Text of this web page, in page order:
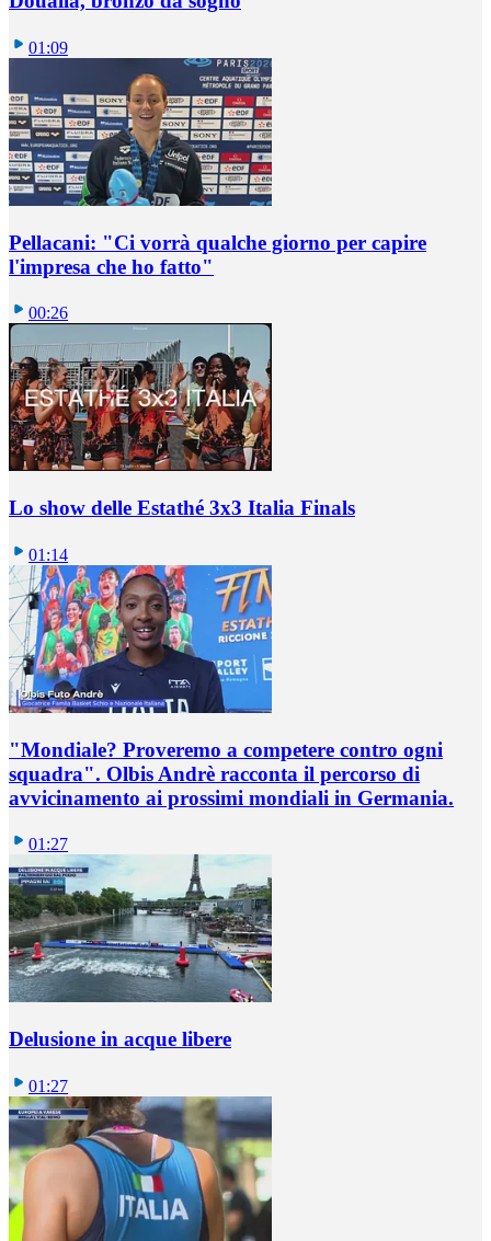
01:09
Pellacani: "Ci vorrà qualche giorno per capire
l'impresa che ho fatto"
00:26
Lo show delle Estathé 3x3 Italia Finals
01:14
"Mondiale? Proveremo a competere contro ogni
squadra". Olbis Andrè racconta il percorso di
avvicinamento ai prossimi mondiali in Germania.
01:27
Delusione in acque libere
01:27